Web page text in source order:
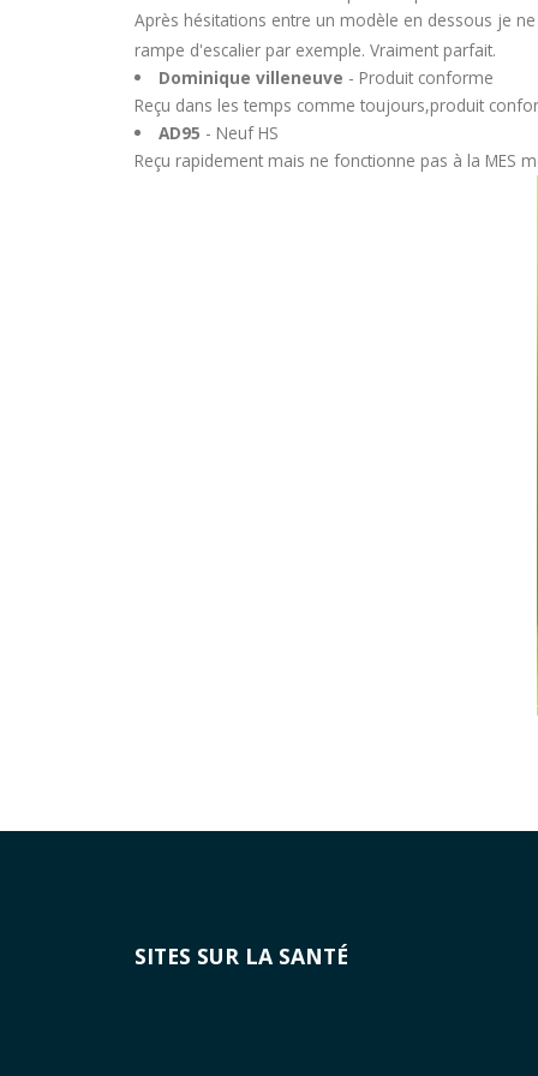
Après hésitations entre un modèle en dessous je
rampe d'escalier par exemple. Vraiment parfait.
Dominique villeneuve - Produit conforme
Reçu dans les temps comme toujours,produit
AD95 - Neuf HS
Reçu rapidement mais ne fonctionne pas à la MES
SITES SUR LA SANTÉ